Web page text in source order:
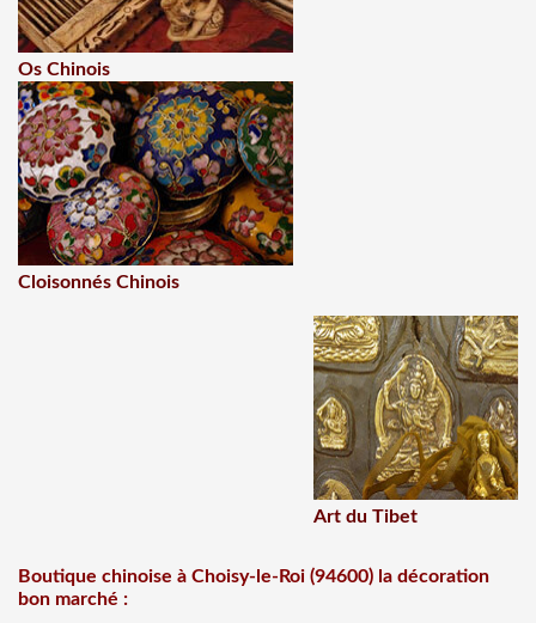
Os Chinois
Cloisonnés Chinois
Art du Tibet
Boutique chinoise à Choisy-le-Roi (94600) la décoration
bon marché :